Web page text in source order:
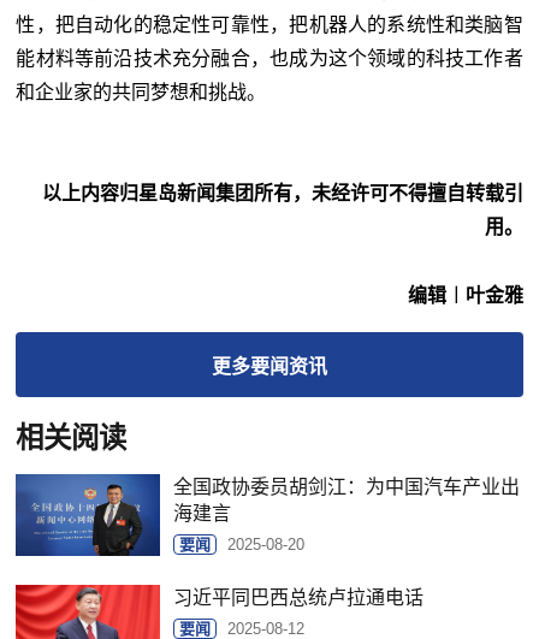
性，把自动化的稳定性可靠性，把机器人的系统性和类脑智
能材料等前沿技术充分融合，也成为这个领域的科技工作者
和企业家的共同梦想和挑战。
以上内容归星岛新闻集团所有，未经许可不得擅自转载引
用。
编辑︱叶金雅
更多要闻资讯
相关阅读
全国政协委员胡剑江：为中国汽车产业出
海建言
要闻 2025-08-20
习近平同巴西总统卢拉通电话
要闻 2025-08-12